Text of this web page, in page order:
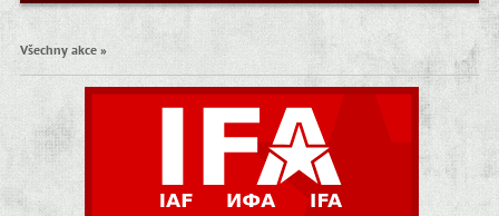
Všechny akce »